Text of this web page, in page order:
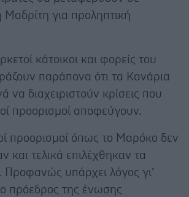
Μαδρίτη για προληπτική
κάτοικοι και φορείς του
παράπονα ότι τα Κανάρια
να διαχειριστούν κρίσεις που
προορισμοί αποφεύγουν.
προορισμοί όπως το Μαρόκο δεν
και τελικά επιλέχθηκαν τα
Προφανώς υπάρχει λόγος γι’
πρόεδρος της ένωσης